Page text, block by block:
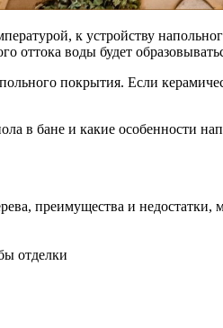
к устройству
оттока воды будет
покрытия. Если
в бане и какие особенности
преимущества и недостатки,
отделки